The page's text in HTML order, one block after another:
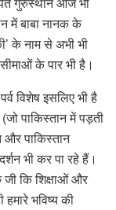
में बाबा नानक के
के नाम से अभी भी
के पार भी है।
विशेष इसलिए भी है
पाकिस्तान में पड़ती
पाकिस्तान
भी कर पा रहे हैं।
कि शिक्षाओं और
भविष्य की